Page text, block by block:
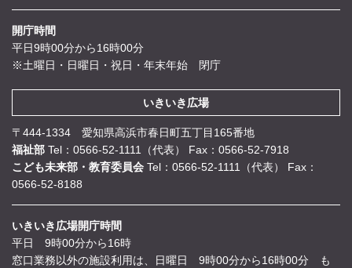
開庁時間
平日9時00分から16時00分
※土曜日・日曜日・祝日・年末年始 閉庁
いきいき広場
〒444-1334 愛知県高浜市春日町五丁目165番地
福祉部 Tel：0566-52-1111（代表）
Fax：0566-52-7918
こども未来部・教育委員会 Tel：0566-52-1111（代表）
Fax：
0566-52-8188
いきいき広場開庁時間
平日 9時00分から16時
窓口業務以外の施設利用は、日曜日 9時00分から16時00分 も